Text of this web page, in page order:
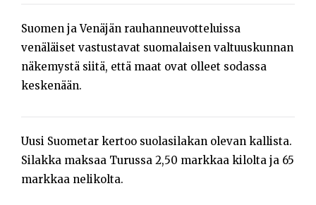
Suomen ja Venäjän rauhanneuvotteluissa
venäläiset vastustavat suomalaisen valtuuskunnan
näkemystä siitä, että maat ovat olleet sodassa
keskenään.
Uusi Suometar kertoo suolasilakan olevan kallista.
Silakka maksaa Turussa 2,50 markkaa kilolta ja 65
markkaa nelikolta.